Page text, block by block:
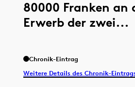
80000 Franken an
Erwerb der zwei...
Chronik-Eintrag
Weitere Details des Chronik-